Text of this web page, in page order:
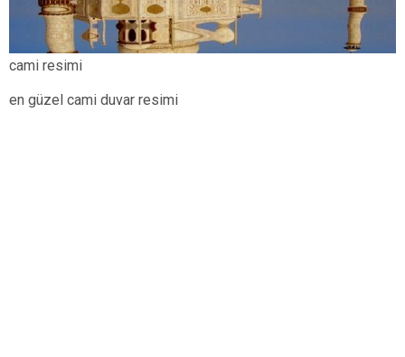
cami resimi
en güzel cami duvar resimi